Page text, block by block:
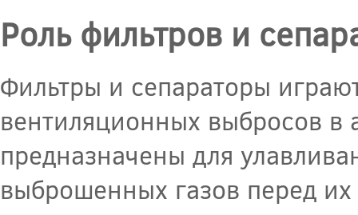
Роль фильтров и
Фильтры и сепараторы
вентиляционных выбросов
предназначены для
выброшенных газов перед